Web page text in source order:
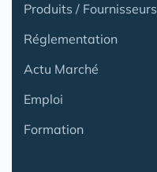
Produits / Fournisseurs
Réglementation
Actu Marché
Emploi
Formation